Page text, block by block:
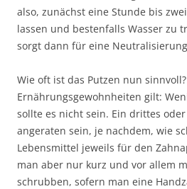
also, zunächst eine Stunde bis
lassen und bestenfalls Wasser zu
sorgt dann für eine
Wie oft ist das Putzen nun
Ernährungsgewohnheiten gilt:
sollte es nicht sein. Ein drittes
angeraten sein, je nachdem, wie
Lebensmittel jeweils für den
man aber nur kurz und vor allem
schrubben, sofern man eine